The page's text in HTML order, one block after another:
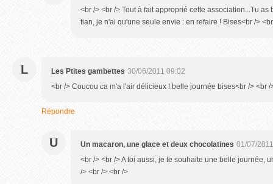
<br /> <br /> Tout à fait approprié cette association...Tu
tian, je n'ai qu'une seule envie : en refaire ! Bises<br />
L Les Ptites gambettes 30/06/2011 09:02
<br /> Coucou ca m'a l'air délicieux !.belle journée bises<br /> <br /
Répondre
U Un macaron, une glace et deux chocolatines 01/07/
<br /> <br /> A toi aussi, je te souhaite une belle journée,
/> <br /> <br />